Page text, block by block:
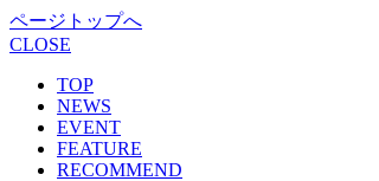
ページトップへ
CLOSE
TOP
NEWS
EVENT
FEATURE
RECOMMEND